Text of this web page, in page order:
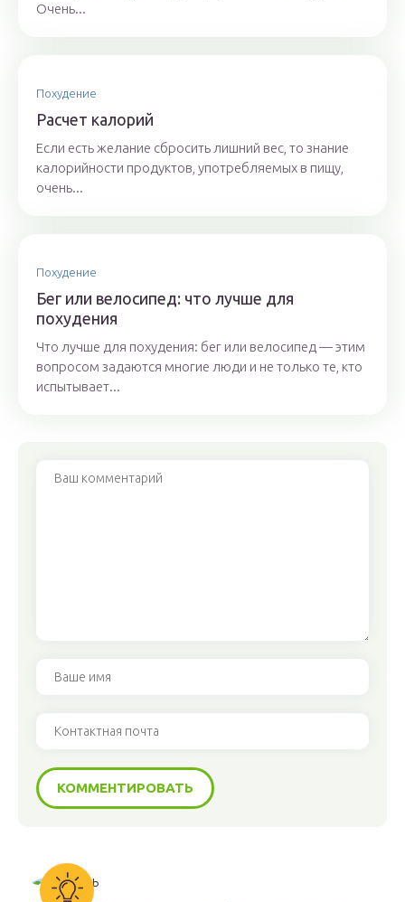
Очень...
Похудение
Расчет калорий
Если есть желание сбросить лишний вес, то знание
калорийности продуктов, употребляемых в пищу,
очень...
Похудение
Бег или велосипед: что лучше для
похудения
Что лучше для похудения: бег или велосипед — этим
вопросом задаются многие люди и не только те, кто
испытывает...